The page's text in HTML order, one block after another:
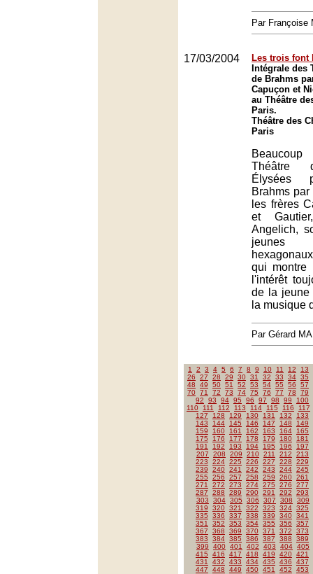
Par Françoise
17/03/2004
Les trois font
Intégrale des
de Brahms
Capuçon et
au Théâtre
Paris.
Théâtre des
Paris
Théâtre
Élysées
Brahms
les frères
et
Angelich,
jeunes
qui montre
l'intérêt
de la jeune
la musique
Par Gérard
1 2 3 4 5 6 7 8 9 10 11 12
13
26
27 28 29 30 31 32 33 34 35
48
49 50 51 52 53 54 55 56
57
70 71 72 73 74 75 76 77 78
79
92
93 94 95 96 97 98 99
100
110
111 112 113 114 115 116
117
127
128 129 130 131 132
133
143
144 145 146 147 148
149
159
160 161 162 163 164
165
175
176 177 178 179 180
181
191
192 193 194 195 196
197
207
208 209 210 211 212
213
223
224 225 226 227 228
229
239
240 241 242 243 244 245
255
256 257 258 259 260 261
271
272 273 274 275 276
277
287
288 289 290 291 292
293
303
304 305 306 307 308
309
319
320 321 322 323 324 325
335
336 337 338 339 340 341
351
352 353 354 355 356
357
367
368 369 370 371 372
373
383
384 385 386 387 388
389
399
400 401 402 403 404 405
415
416 417 418 419 420 421
431
432 433 434 435 436
437
447
448 449 450 451 452
453